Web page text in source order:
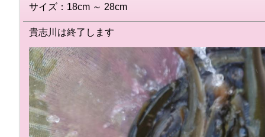
サイズ：18cm ～ 28cm
貴志川は終了します